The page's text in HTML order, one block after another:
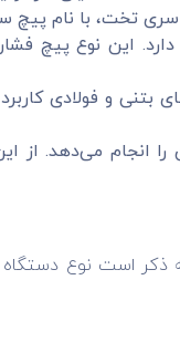
این نوع پیچ
بتنی و فولادی
انجام می‌دهد. از
به ذکر است نوع